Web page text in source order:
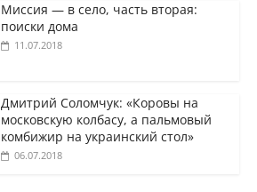
Миссия — в село, часть вторая:
поиски дома
11.07.2018
Дмитрий Соломчук: «Коровы на
московскую колбасу, а пальмовый
комбижир на украинский стол»
06.07.2018